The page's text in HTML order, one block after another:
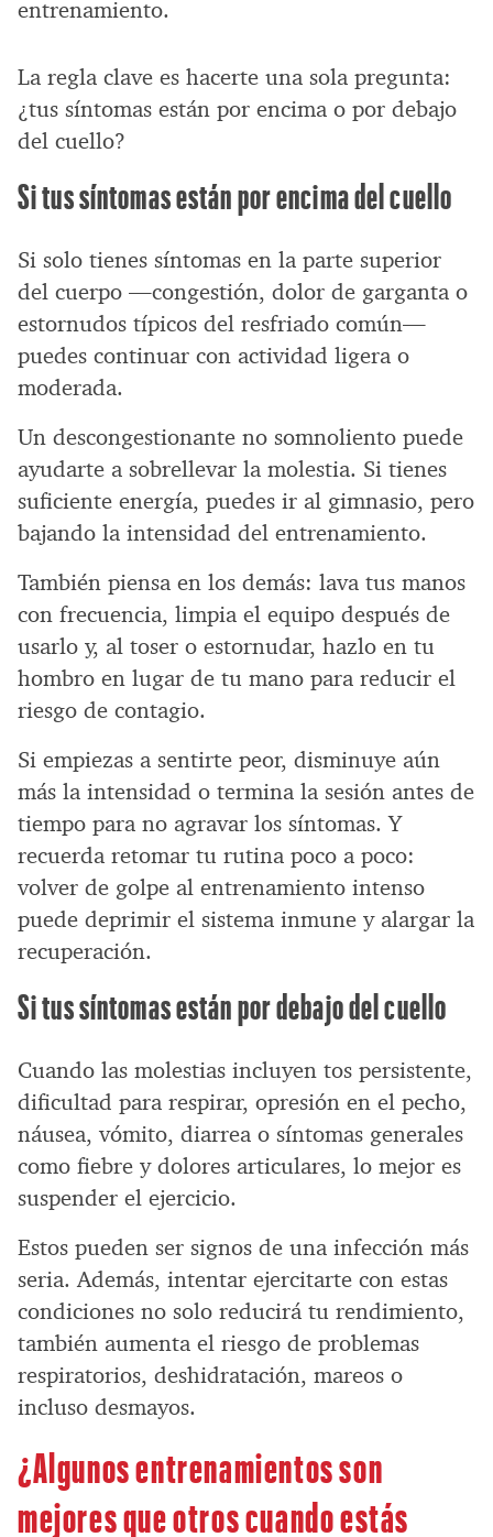
entrenamiento.
La regla clave es hacerte una sola pregunta:
¿tus síntomas están por encima o por debajo
del cuello?
Si tus síntomas están por encima del cuello
Si solo tienes síntomas en la parte superior
del cuerpo —congestión, dolor de garganta o
estornudos típicos del resfriado común—
puedes continuar con actividad ligera o
moderada.
Un descongestionante no somnoliento puede
ayudarte a sobrellevar la molestia. Si tienes
suficiente energía, puedes ir al gimnasio, pero
bajando la intensidad del entrenamiento.
También piensa en los demás: lava tus manos
con frecuencia, limpia el equipo después de
usarlo y, al toser o estornudar, hazlo en tu
hombro en lugar de tu mano para reducir el
riesgo de contagio.
Si empiezas a sentirte peor, disminuye aún
más la intensidad o termina la sesión antes de
tiempo para no agravar los síntomas. Y
recuerda retomar tu rutina poco a poco:
volver de golpe al entrenamiento intenso
puede deprimir el sistema inmune y alargar la
recuperación.
Si tus síntomas están por debajo del cuello
Cuando las molestias incluyen tos persistente,
dificultad para respirar, opresión en el pecho,
náusea, vómito, diarrea o síntomas generales
como fiebre y dolores articulares, lo mejor es
suspender el ejercicio.
Estos pueden ser signos de una infección más
seria. Además, intentar ejercitarte con estas
condiciones no solo reducirá tu rendimiento,
también aumenta el riesgo de problemas
respiratorios, deshidratación, mareos o
incluso desmayos.
¿Algunos entrenamientos son
mejores que otros cuando estás